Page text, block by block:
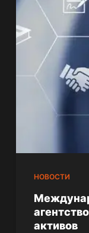
НОВОСТИ
активов